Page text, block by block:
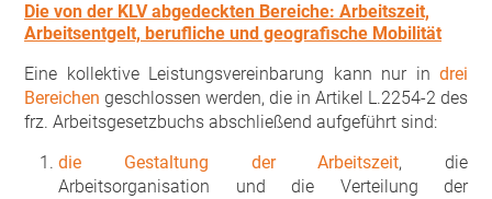
Die von der KLV abgedeckten Bereiche: Arbeitszeit,
Arbeitsentgelt, berufliche und geografische Mobilität
Eine kollektive Leistungsvereinbarung kann nur in drei
Bereichen geschlossen werden, die in Artikel L.2254-2 des
frz. Arbeitsgesetzbuchs abschließend aufgeführt sind:
die Gestaltung der Arbeitszeit, die
Arbeitsorganisation und die Verteilung der